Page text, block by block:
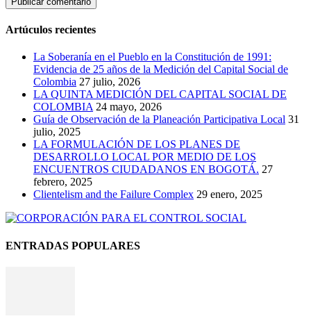
Artúculos recientes
La Soberanía en el Pueblo en la Constitución de 1991:
Evidencia de 25 años de la Medición del Capital Social de
Colombia 27 julio, 2026
LA QUINTA MEDICIÓN DEL CAPITAL SOCIAL DE
COLOMBIA 24 mayo, 2026
Guía de Observación de la Planeación Participativa Local 31
julio, 2025
LA FORMULACIÓN DE LOS PLANES DE
DESARROLLO LOCAL POR MEDIO DE LOS
ENCUENTROS CIUDADANOS EN BOGOTÁ. 27
febrero, 2025
Clientelism and the Failure Complex 29 enero, 2025
ENTRADAS POPULARES